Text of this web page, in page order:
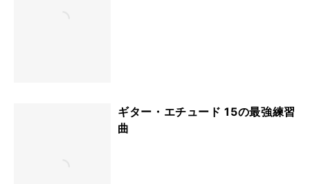
ギター・エチュード 15の最強練習
曲